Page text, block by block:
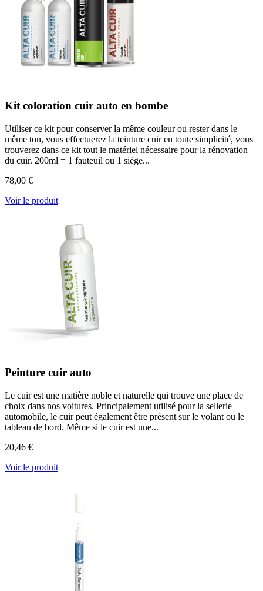
Kit coloration cuir auto en bombe
Utiliser ce kit pour conserver la même couleur ou rester dans le
même ton, vous effectuerez la teinture cuir en toute simplicité, vous
trouverez dans ce kit tout le matériel nécessaire pour la rénovation
du cuir. 200ml = 1 fauteuil ou 1 siège...
78,00 €
Voir le produit
Peinture cuir auto
Le cuir est une matière noble et naturelle qui trouve une place de
choix dans nos voitures. Principalement utilisé pour la sellerie
automobile, le cuir peut également être présent sur le volant ou le
tableau de bord. Même si le cuir est une...
20,46 €
Voir le produit